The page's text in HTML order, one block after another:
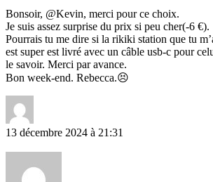
Bonsoir, @Kevin, merci pour ce choix.
Je suis assez surprise du prix si peu cher(-6 €).
Pourrais tu me dire si la rikiki station que tu
est super est livré avec un câble usb-c pour
le savoir. Merci par avance.
Bon week-end. Rebecca.😣
13 décembre 2024 à 21:31